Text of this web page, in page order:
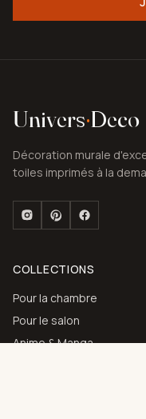
Univers·Deco
Décoration murale
toiles imprimés à la
COLLECTIONS
Pour la chambre
Pour le salon
Anime & Manga